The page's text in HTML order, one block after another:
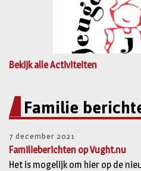
Bekijk alle Activiteiten
Familie
7 december 2021
Familieberichten op Vught.nu
Het is mogelijk om hier op de